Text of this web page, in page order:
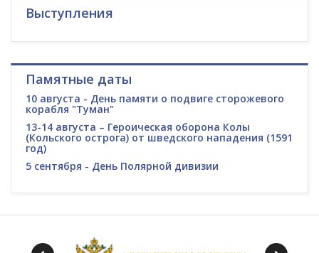
Выступления
Памятные даты
10 августа - День памяти о подвиге сторожевого
корабля "Туман"
13-14 августа – Героическая оборона Колы
(Кольского острога) от шведского нападения (1591
год)
5 сентября - День Полярной дивизии